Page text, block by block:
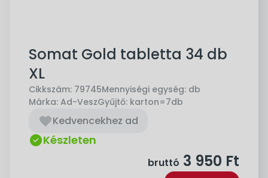
Somat Gold tabletta 34 db
XL
Cikkszám: 79745Mennyiségi egység: db
Márka: Ad-VeszGyűjtő: karton=7db
Kedvencekhez ad
Készleten
bruttó 3 950 Ft